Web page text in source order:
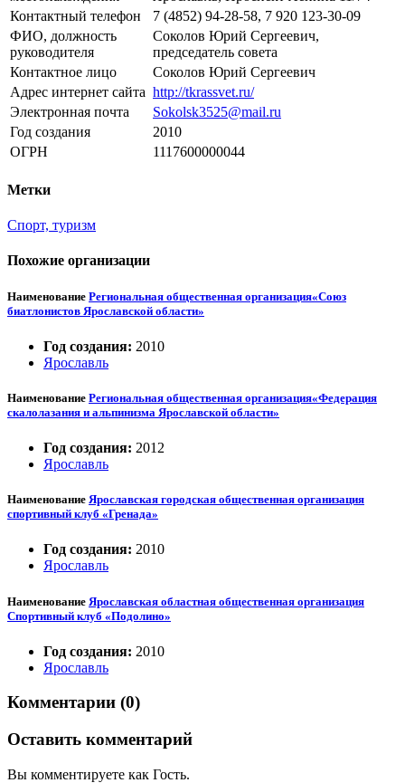
Контактный телефон
7 (4852) 94-28-58, 7 920 123-30-09
ФИО, должность
руководителя
Соколов Юрий Сергеевич,
председатель совета
Контактное лицо
Соколов Юрий Сергеевич
Адрес интернет сайта http://tkrassvet.ru/
Электронная почта
Sokolsk3525@mail.ru
Год создания
2010
ОГРН
1117600000044
Метки
Спорт, туризм
Похожие организации
Наименование Региональная общественная организация«Союз
биатлонистов Ярославской области»
Год создания: 2010
Ярославль
Наименование Региональная общественная организация«Федерация
скалолазания и альпинизма Ярославской области»
Год создания: 2012
Ярославль
Наименование Ярославская городская общественная организация
спортивный клуб «Гренада»
Год создания: 2010
Ярославль
Наименование Ярославская областная общественная организация
Спортивный клуб «Подолино»
Год создания: 2010
Ярославль
Комментарии (0)
Оставить комментарий
Вы комментируете как Гость.